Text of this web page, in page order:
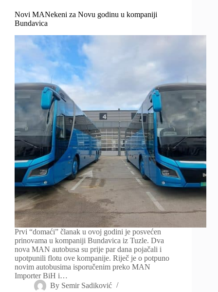
Novi MANekeni za Novu godinu u kompaniji
Bundavica
Prvi “domaći” članak u ovoj godini je posvećen
prinovama u kompaniji Bundavica iz Tuzle. Dva
nova MAN autobusa su prije par dana pojačali i
upotpunili flotu ove kompanije. Riječ je o potpuno
novim autobusima isporučenim preko MAN
Importer BiH i…
By Semir Sadiković